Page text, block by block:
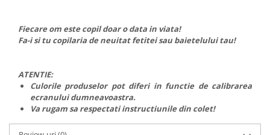
Fiecare om este copil doar o data in viata!
Fa-i si tu copilaria de neuitat fetitei sau baietelului tau!
ATENTIE:
Culorile produselor pot diferi in functie de calibrarea
ecranului dumneavoastra.
Va rugam sa respectati instructiunile din colet!